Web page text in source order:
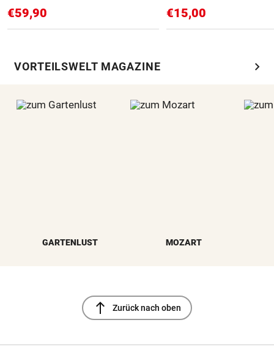
€59,90 €15,00
VORTEILSWELT MAGAZINE chevron_right
GARTENLUST MOZART
north Zurück nach oben